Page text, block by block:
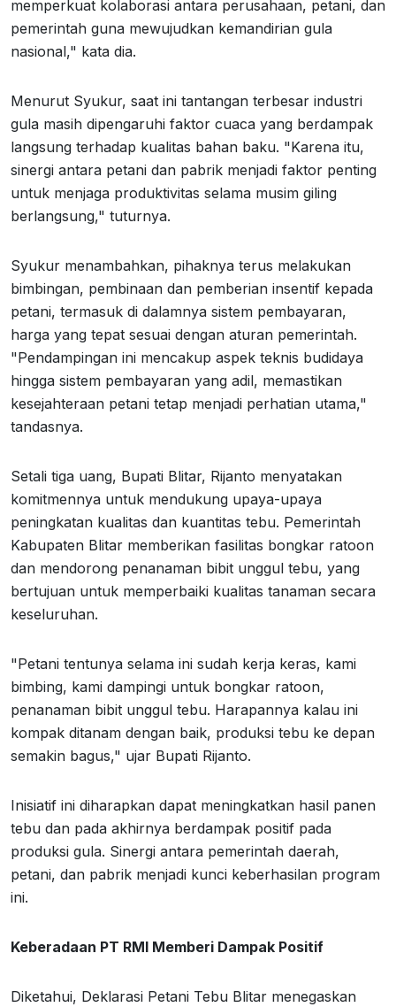
memperkuat kolaborasi antara perusahaan, petani, dan
pemerintah guna mewujudkan kemandirian gula
nasional," kata dia.
Menurut Syukur, saat ini tantangan terbesar industri
gula masih dipengaruhi faktor cuaca yang berdampak
langsung terhadap kualitas bahan baku. "Karena itu,
sinergi antara petani dan pabrik menjadi faktor penting
untuk menjaga produktivitas selama musim giling
berlangsung," tuturnya.
Syukur menambahkan, pihaknya terus melakukan
bimbingan, pembinaan dan pemberian insentif kepada
petani, termasuk di dalamnya sistem pembayaran,
harga yang tepat sesuai dengan aturan pemerintah.
"Pendampingan ini mencakup aspek teknis budidaya
hingga sistem pembayaran yang adil, memastikan
kesejahteraan petani tetap menjadi perhatian utama,"
tandasnya.
Setali tiga uang, Bupati Blitar, Rijanto menyatakan
komitmennya untuk mendukung upaya-upaya
peningkatan kualitas dan kuantitas tebu. Pemerintah
Kabupaten Blitar memberikan fasilitas bongkar ratoon
dan mendorong penanaman bibit unggul tebu, yang
bertujuan untuk memperbaiki kualitas tanaman secara
keseluruhan.
"Petani tentunya selama ini sudah kerja keras, kami
bimbing, kami dampingi untuk bongkar ratoon,
penanaman bibit unggul tebu. Harapannya kalau ini
kompak ditanam dengan baik, produksi tebu ke depan
semakin bagus," ujar Bupati Rijanto.
Inisiatif ini diharapkan dapat meningkatkan hasil panen
tebu dan pada akhirnya berdampak positif pada
produksi gula. Sinergi antara pemerintah daerah,
petani, dan pabrik menjadi kunci keberhasilan program
ini.
Keberadaan PT RMI Memberi Dampak Positif
Diketahui, Deklarasi Petani Tebu Blitar menegaskan